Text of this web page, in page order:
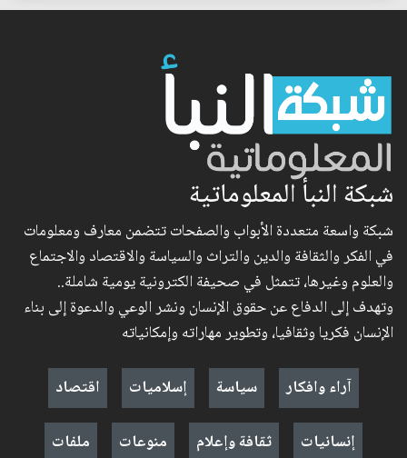
شبكة النبأ المعلوماتية
شبكة واسعة متعددة الأبواب والصفحات تتضمن معارف ومعلومات
في الفكر والثقافة والدين والتراث والسياسة والاقتصاد والاجتماع
والعلوم وغيرها، تتمثل في صحيفة الكترونية يومية شاملة..
وتهدف إلى الدفاع عن حقوق الإنسان ونشر الوعي والدعوة إلى بناء
الإنسان فكريا وثقافيا، وتطوير مهاراته وإمكانياته
آراء وافكار
سياسة إسلاميات
اقتصاد
إنسانيات
ثقافة وإعلام منوعات ملفات